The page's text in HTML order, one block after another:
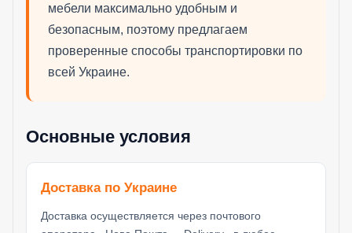
мебели максимально удобным и
безопасным, поэтому предлагаем
проверенные способы транспортировки по
всей Украине.
Основные условия
Доставка по Украине
Доставка осуществляется через почтового